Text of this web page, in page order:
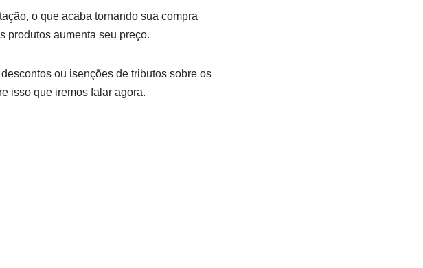
o que acaba tornando sua compra
produtos aumenta seu preço.
ou isenções de tributos sobre os
isso que iremos falar agora.